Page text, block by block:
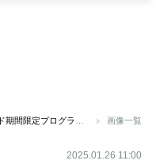
画像一覧
2025.01.26 11:00